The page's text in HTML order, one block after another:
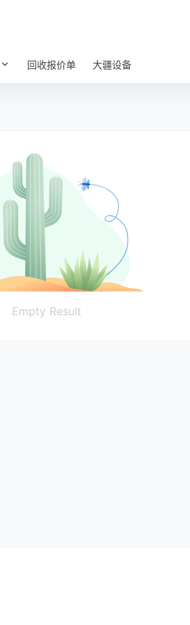
回收报价单 大疆设备
Empty Result